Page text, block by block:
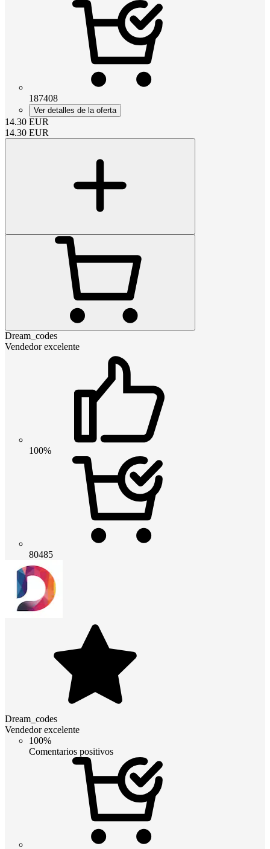
187408
Ver detalles de la oferta
14.30 EUR
14.30 EUR
Dream_codes
Vendedor excelente
100%
80485
Dream_codes
Vendedor excelente
100%
Comentarios positivos